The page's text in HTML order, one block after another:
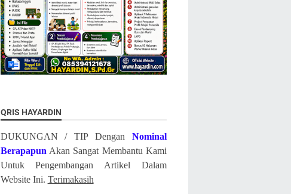
QRIS HAYARDIN
DUKUNGAN / TIP Dengan Nominal
Berapapun Akan Sangat Membantu Kami
Untuk Pengembangan Artikel Dalam
Website Ini. Terimakasih